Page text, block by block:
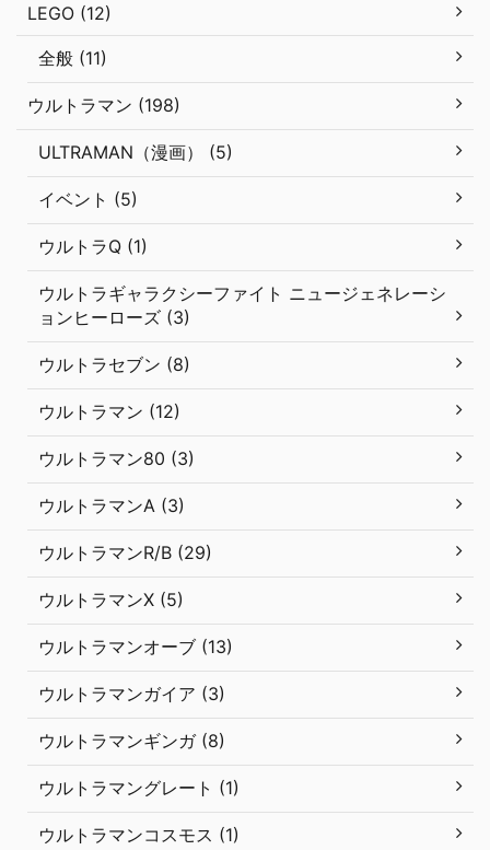
LEGO (12)
全般 (11)
ウルトラマン (198)
ULTRAMAN（漫画） (5)
イベント (5)
ウルトラQ (1)
ウルトラギャラクシーファイト ニュージェネレーシ
ョンヒーローズ (3)
ウルトラセブン (8)
ウルトラマン (12)
ウルトラマン80 (3)
ウルトラマンA (3)
ウルトラマンR/B (29)
ウルトラマンX (5)
ウルトラマンオーブ (13)
ウルトラマンガイア (3)
ウルトラマンギンガ (8)
ウルトラマングレート (1)
ウルトラマンコスモス (1)